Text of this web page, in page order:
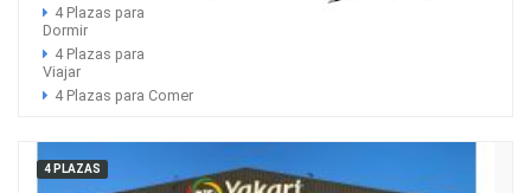
4 Plazas para
Dormir
4 Plazas para
Viajar
4 Plazas para Comer
4 PLAZAS